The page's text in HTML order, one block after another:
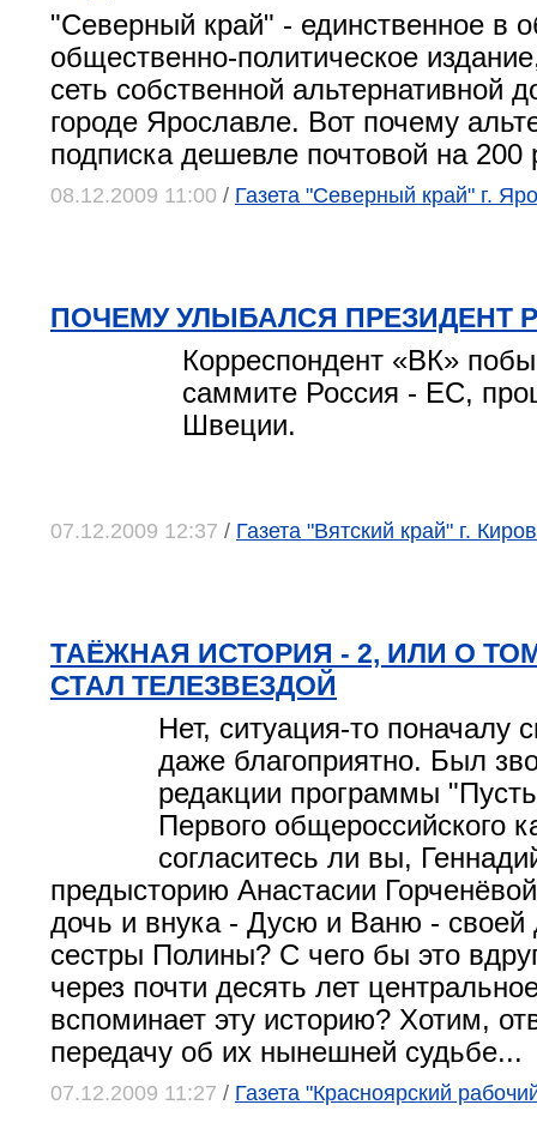
"Северный край" - единственное в
общественно-политическое
сеть собственной альтернативной
городе Ярославле. Вот почему
подписка дешевле почтовой на 200
08.12.2009 11:00 / Газета "Северный край" г.
ПОЧЕМУ УЛЫБАЛСЯ ПРЕЗИДЕНТ
Корреспондент «ВК»
саммите Россия - ЕС,
Швеции.
07.12.2009 12:37 / Газета "Вятский край" г. Киров
ТАЁЖНАЯ ИСТОРИЯ - 2, ИЛИ О
СТАЛ ТЕЛЕЗВЕЗДОЙ
Нет, ситуация-то поначалу
даже благоприятно. Был
редакции программы
Первого общероссийского
согласитесь ли вы,
предысторию Анастасии
дочь и внука - Дусю и Ваню - своей
сестры Полины? С чего бы это
через почти десять лет
вспоминает эту историю? Хотим,
передачу об их нынешней судьбе...
07.12.2009 11:27 / Газета "Красноярский